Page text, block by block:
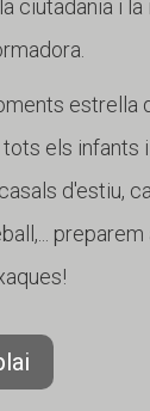
ciutadania i la
estrella
els infants
d'estiu,